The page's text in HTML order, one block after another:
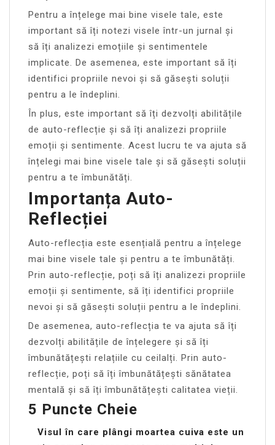
Pentru a înțelege mai bine visele tale, este
important să îți notezi visele într-un jurnal și
să îți analizezi emoțiile și sentimentele
implicate. De asemenea, este important să îți
identifici propriile nevoi și să găsești soluții
pentru a le îndeplini.
În plus, este important să îți dezvolți abilitățile
de auto-reflecție și să îți analizezi propriile
emoții și sentimente. Acest lucru te va ajuta să
înțelegi mai bine visele tale și să găsești soluții
pentru a te îmbunătăți.
Importanța Auto-
Reflecției
Auto-reflecția este esențială pentru a înțelege
mai bine visele tale și pentru a te îmbunătăți.
Prin auto-reflecție, poți să îți analizezi propriile
emoții și sentimente, să îți identifici propriile
nevoi și să găsești soluții pentru a le îndeplini.
De asemenea, auto-reflecția te va ajuta să îți
dezvolți abilitățile de înțelegere și să îți
îmbunătățești relațiile cu ceilalți. Prin auto-
reflecție, poți să îți îmbunătățești sănătatea
mentală și să îți îmbunătățești calitatea vieții.
5 Puncte Cheie
Visul în care plângi moartea cuiva este un